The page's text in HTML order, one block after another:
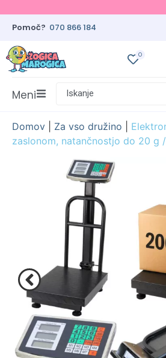
Pomoč? 070 866 184
0
Iskanje
Meni
Domov Za vso družino
zaslonom, natančnostjo do 20 g